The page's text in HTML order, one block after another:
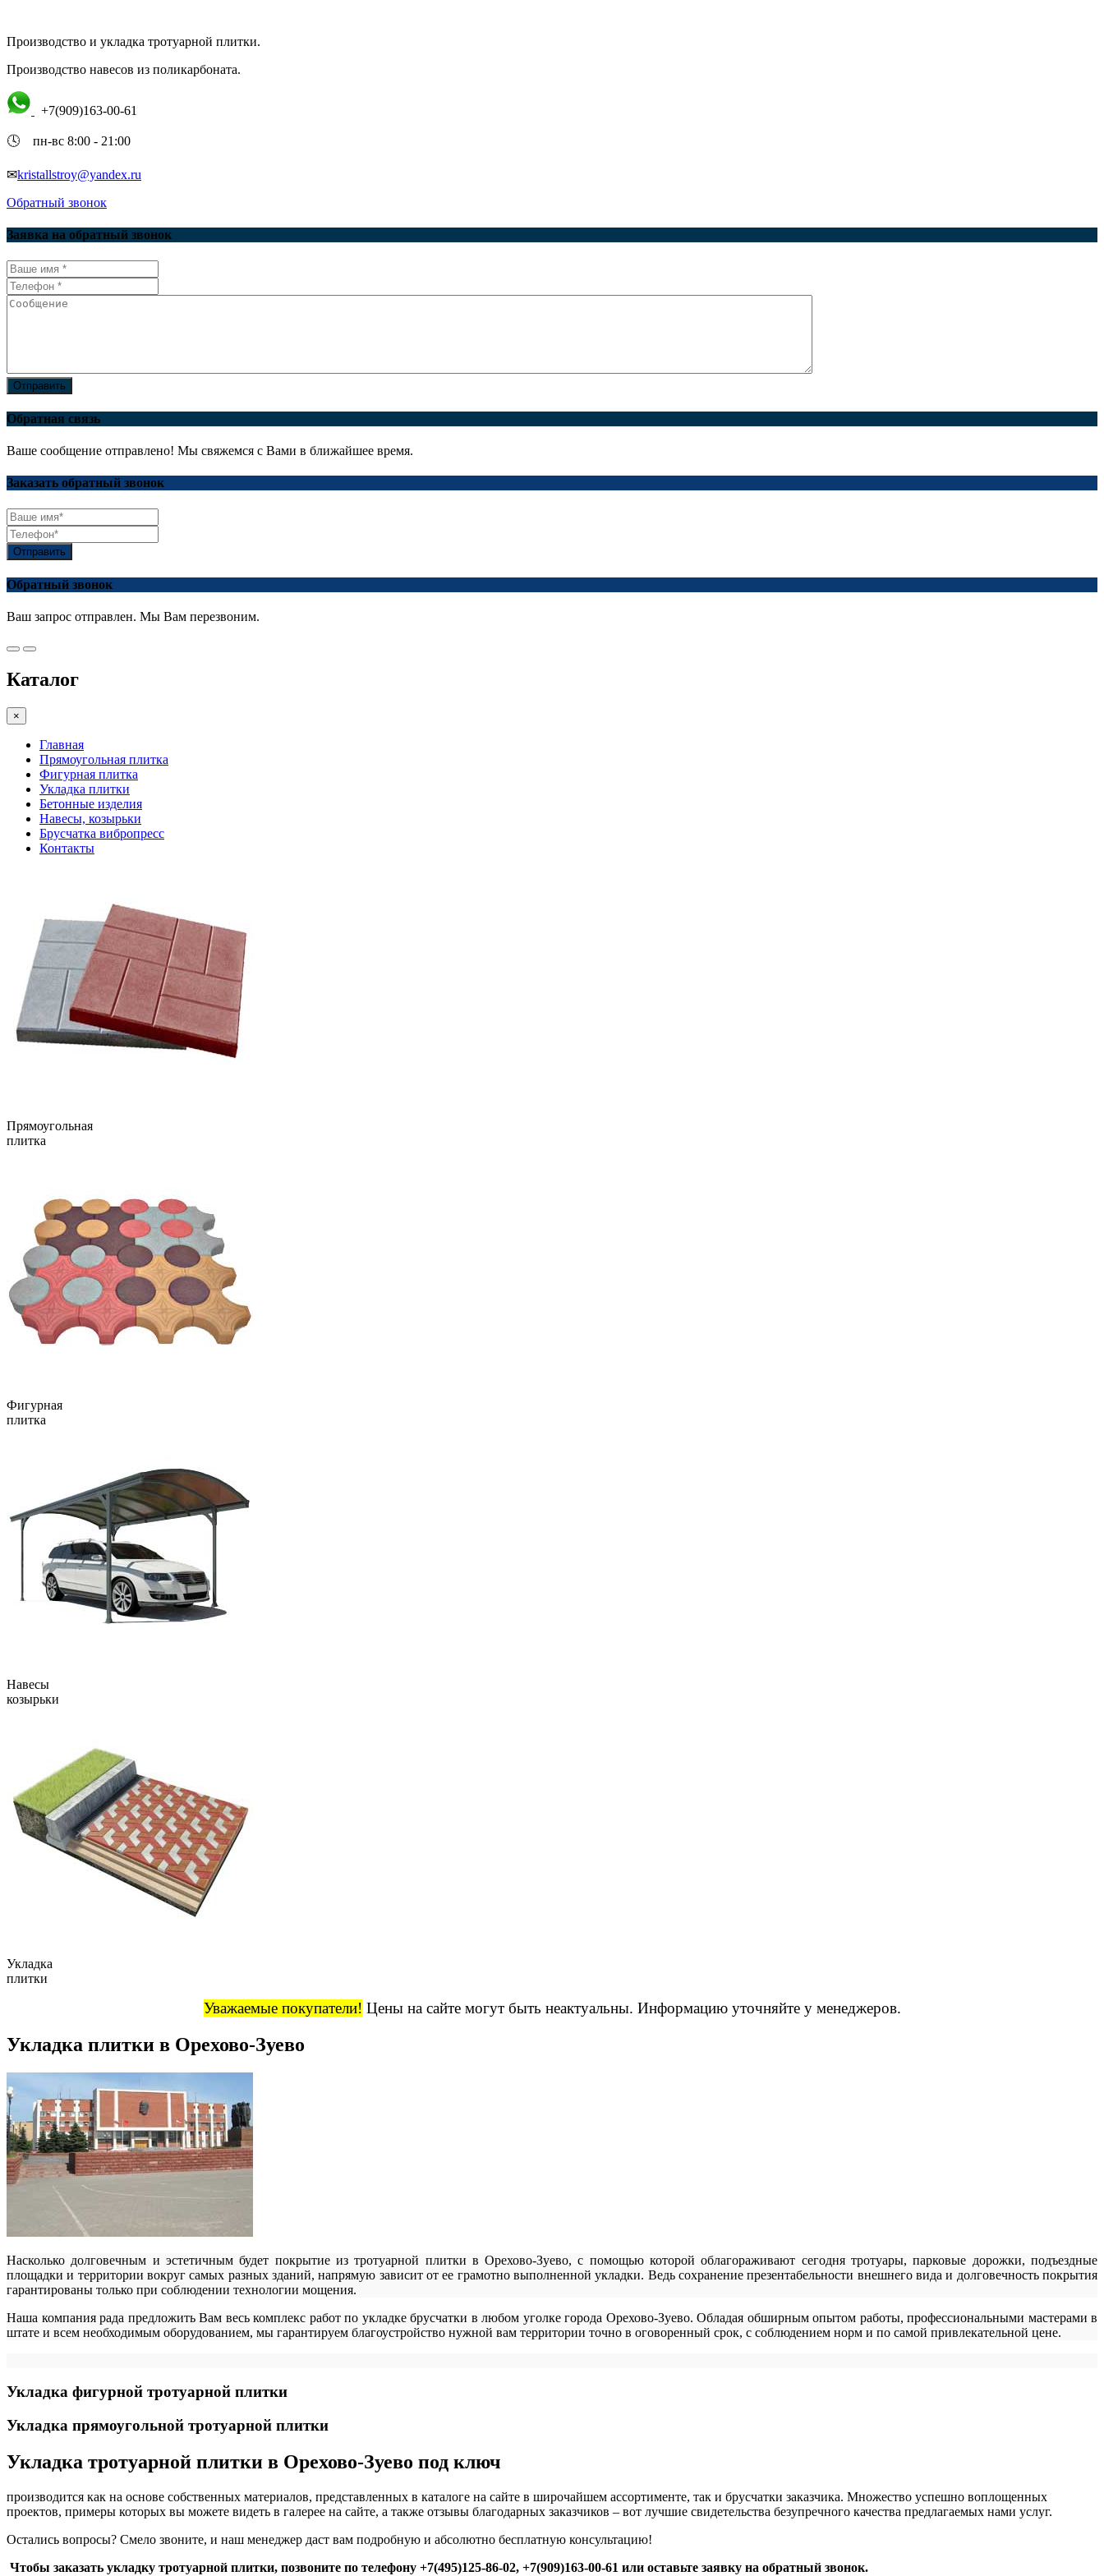
Производство и укладка тротуарной плитки.
Производство навесов из поликарбоната.
+7(909)163-00-61
🕓 пн-вс 8:00 - 21:00
✉kristallstroy@yandex.ru
Обратный звонок
Заявка на обратный звонок
Отправить
Обратная связь
Ваше сообщение отправлено! Мы свяжемся с Вами в ближайшее время.
Заказать обратный звонок
Отправить
Обратный звонок
Ваш запрос отправлен. Мы Вам перезвоним.
Каталог
×
Главная
Прямоугольная плитка
Фигурная плитка
Укладка плитки
Бетонные изделия
Навесы, козырьки
Брусчатка вибропресс
Контакты
Прямоугольная
плитка
Фигурная
плитка
Навесы
козырьки
Укладка
плитки
Уважаемые покупатели! Цены на сайте могут быть неактуальны. Информацию уточняйте у менеджеров.
Укладка плитки в Орехово-Зуево
Насколько долговечным и эстетичным будет покрытие из тротуарной плитки в Орехово-Зуево, с помощью которой облагораживают сегодня тротуары, парковые дорожки, подъездные
площадки и территории вокруг самых разных зданий, напрямую зависит от ее грамотно выполненной укладки. Ведь сохранение презентабельности внешнего вида и долговечность покрытия
гарантированы только при соблюдении технологии мощения.
Наша компания рада предложить Вам весь комплекс работ по укладке брусчатки в любом уголке города Орехово-Зуево. Обладая обширным опытом работы, профессиональными мастерами в
штате и всем необходимым оборудованием, мы гарантируем благоустройство нужной вам территории точно в оговоренный срок, с соблюдением норм и по самой привлекательной цене.
Укладка фигурной тротуарной плитки
Укладка прямоугольной тротуарной плитки
Укладка тротуарной плитки в Орехово-Зуево под ключ
производится как на основе собственных материалов, представленных в каталоге на сайте в широчайшем ассортименте, так и брусчатки заказчика. Множество успешно воплощенных
проектов, примеры которых вы можете видеть в галерее на сайте, а также отзывы благодарных заказчиков – вот лучшие свидетельства безупречного качества предлагаемых нами услуг.
Остались вопросы? Смело звоните, и наш менеджер даст вам подробную и абсолютно бесплатную консультацию!
Чтобы заказать укладку тротуарной плитки, позвоните по телефону +7(495)125-86-02, +7(909)163-00-61 или оставьте заявку на обратный звонок.